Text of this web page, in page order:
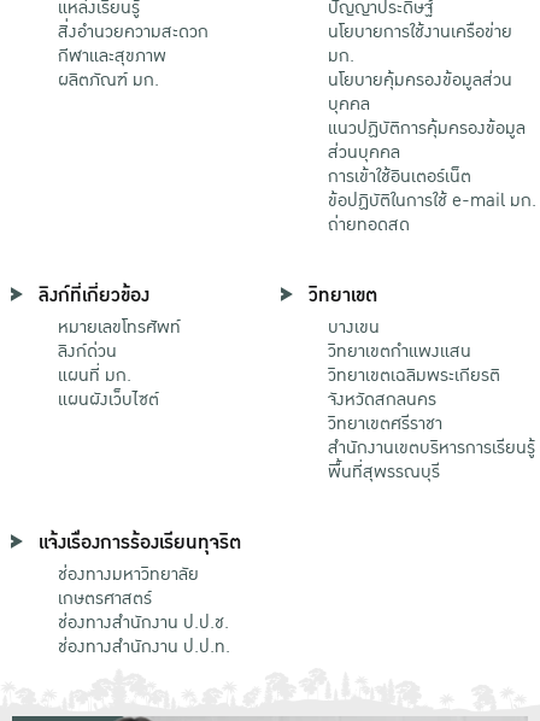
แหล่งเรียนรู้
สิ่งอำนวยความสะดวก
กีฬาและสุขภาพ
ผลิตภัณฑ์ มก.
ปัญญาประดิษฐ์
นโยบายการใช้งานเครือข่าย
มก.
นโยบายคุ้มครองข้อมูลส่วน
บุคคล
แนวปฏิบัติการคุ้มครองข้อมูล
ส่วนบุคคล
การเข้าใช้อินเตอร์เน็ต
ข้อปฏิบัติในการใช้ e-mail มก.
ถ่ายทอดสด
ลิงก์ที่เกี่ยวข้อง
หมายเลขโทรศัพท์
ลิงก์ด่วน
แผนที่ มก.
แผนผังเว็บไซต์
วิทยาเขต
บางเขน
วิทยาเขตกําแพงแสน
วิทยาเขตเฉลิมพระเกียรติ
จังหวัดสกลนคร
วิทยาเขตศรีราชา
สำนักงานเขตบริหารการเรียนรู้
พื้นที่สุพรรณบุรี
แจ้งเรื่องการร้องเรียนทุจริต
ช่องทางมหาวิทยาลัย
เกษตรศาสตร์
ช่องทางสำนักงาน ป.ป.ช.
ช่องทางสำนักงาน ป.ป.ท.